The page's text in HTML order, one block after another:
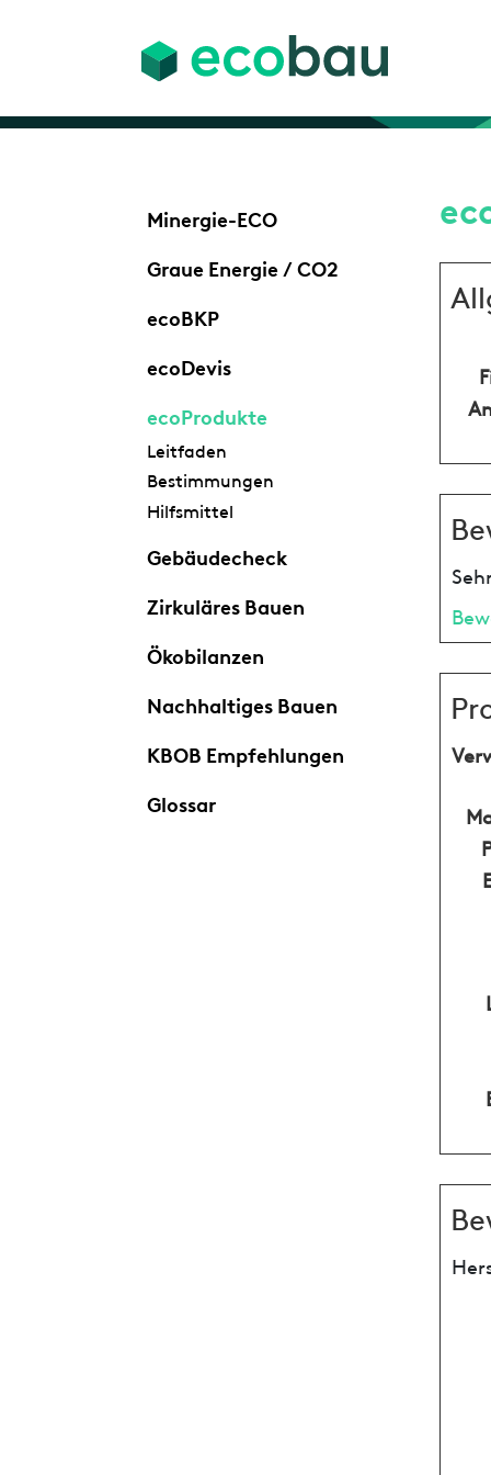
Minergie-ECO
Graue Energie / CO2
ecoBKP
ecoDevis
ecoProdukte
Leitfaden
Bestimmungen
Hilfsmittel
Gebäudecheck
Zirkuläres Bauen
Ökobilanzen
Nachhaltiges Bauen
KBOB Empfehlungen
Glossar